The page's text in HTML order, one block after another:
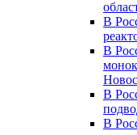
В
В
В
В